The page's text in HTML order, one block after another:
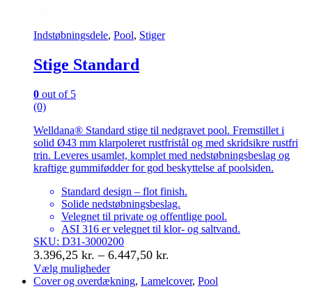
Indstøbningsdele, Pool, Stiger
Stige Standard
0 out of 5
(0)
Welldana® Standard stige til nedgravet pool. Fremstillet i
solid Ø43 mm klarpoleret rustfristål og med skridsikre rustfri
trin. Leveres usamlet, komplet med nedstøbningsbeslag og
kraftige gummifødder for god beskyttelse af poolsiden.
Standard design – flot finish.
Solide nedstøbningsbeslag.
Velegnet til private og offentlige pool.
ASI 316 er velegnet til klor- og saltvand.
SKU: D31-3000200
3.396,25 kr. – 6.447,50 kr.
til
Vælg muligheder
Dette
Cover og overdækning, Lamelcover, Pool